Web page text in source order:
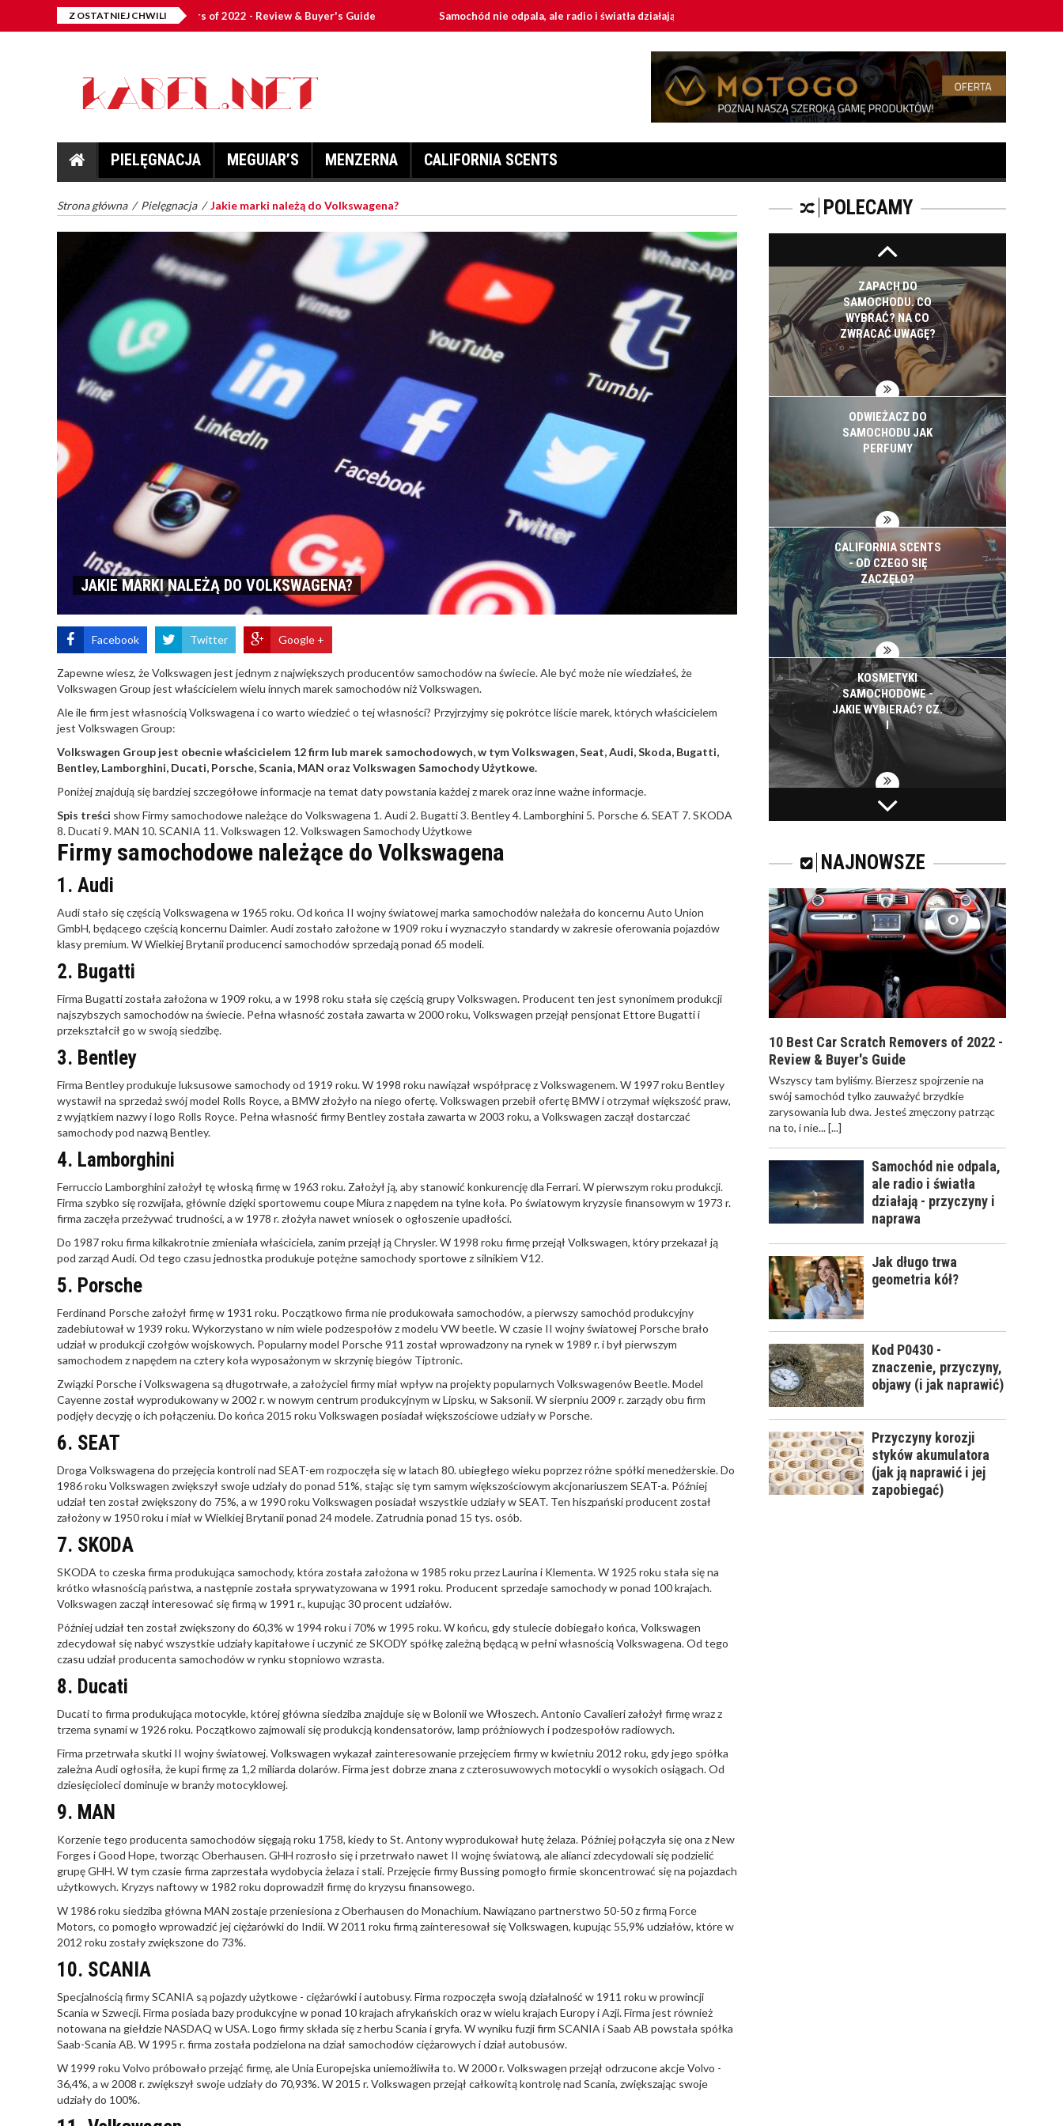
Z OSTATNIEJ CHWILI
Car Scratch Removers of 2022 - Review & Buyer's Guide Samochód nie odpala, ale radio i światła działają - przyczyny i naprawa
PIELĘGNACJA MEGUIAR’S MENZERNA CALIFORNIA SCENTS
Strona główna / Pielęgnacja /Jakie marki należą do Volkswagena?
JAKIE MARKI NALEŻĄ DO VOLKSWAGENA?
Facebook Twitter Google +
Zapewne wiesz, że Volkswagen jest jednym z największych producentów samochodów na świecie. Ale być może nie wiedziałeś, że
Volkswagen Group jest właścicielem wielu innych marek samochodów niż Volkswagen.
Ale ile firm jest własnością Volkswagena i co warto wiedzieć o tej własności? Przyjrzyjmy się pokrótce liście marek, których właścicielem
jest Volkswagen Group:
Volkswagen Group jest obecnie właścicielem 12 firm lub marek samochodowych, w tym Volkswagen, Seat, Audi, Skoda, Bugatti,
Bentley, Lamborghini, Ducati, Porsche, Scania, MAN oraz Volkswagen Samochody Użytkowe.
Poniżej znajdują się bardziej szczegółowe informacje na temat daty powstania każdej z marek oraz inne ważne informacje.
Spis treści showFirmy samochodowe należące do Volkswagena 1. Audi 2. Bugatti3. Bentley4. Lamborghini 5. Porsche6. SEAT 7. SKODA
8. Ducati9. MAN 10. SCANIA 11. Volkswagen 12. Volkswagen Samochody Użytkowe
Firmy samochodowe należące do Volkswagena
1. Audi
Audi stało się częścią Volkswagena w 1965 roku. Od końca II wojny światowej marka samochodów należała do koncernu Auto Union
GmbH, będącego częścią koncernu Daimler. Audi zostało założone w 1909 roku i wyznaczyło standardy w zakresie oferowania pojazdów
klasy premium. W Wielkiej Brytanii producenci samochodów sprzedają ponad 65 modeli.
2. Bugatti
Firma Bugatti została założona w 1909 roku, a w 1998 roku stała się częścią grupy Volkswagen. Producent ten jest synonimem produkcji
najszybszych samochodów na świecie. Pełna własność została zawarta w 2000 roku, Volkswagen przejął pensjonat Ettore Bugatti i
przekształcił go w swoją siedzibę.
3. Bentley
Firma Bentley produkuje luksusowe samochody od 1919 roku. W 1998 roku nawiązał współpracę z Volkswagenem. W 1997 roku Bentley
wystawił na sprzedaż swój model Rolls Royce, a BMW złożyło na niego ofertę. Volkswagen przebił ofertę BMW i otrzymał większość praw,
z wyjątkiem nazwy i logo Rolls Royce. Pełna własność firmy Bentley została zawarta w 2003 roku, a Volkswagen zaczął dostarczać
samochody pod nazwą Bentley.
4. Lamborghini
Ferruccio Lamborghini założył tę włoską firmę w 1963 roku. Założył ją, aby stanowić konkurencję dla Ferrari. W pierwszym roku produkcji.
Firma szybko się rozwijała, głównie dzięki sportowemu coupe Miura z napędem na tylne koła. Po światowym kryzysie finansowym w 1973 r.
firma zaczęła przeżywać trudności, a w 1978 r. złożyła nawet wniosek o ogłoszenie upadłości.
Do 1987 roku firma kilkakrotnie zmieniała właściciela, zanim przejął ją Chrysler. W 1998 roku firmę przejął Volkswagen, który przekazał ją
pod zarząd Audi. Od tego czasu jednostka produkuje potężne samochody sportowe z silnikiem V12.
5. Porsche
Ferdinand Porsche założył firmę w 1931 roku. Początkowo firma nie produkowała samochodów, a pierwszy samochód produkcyjny
zadebiutował w 1939 roku. Wykorzystano w nim wiele podzespołów z modelu VW beetle. W czasie II wojny światowej Porsche brało
udział w produkcji czołgów wojskowych. Popularny model Porsche 911 został wprowadzony na rynek w 1989 r. i był pierwszym
samochodem z napędem na cztery koła wyposażonym w skrzynię biegów Tiptronic.
Związki Porsche i Volkswagena są długotrwałe, a założyciel firmy miał wpływ na projekty popularnych Volkswagenów Beetle. Model
Cayenne został wyprodukowany w 2002 r. w nowym centrum produkcyjnym w Lipsku, w Saksonii. W sierpniu 2009 r. zarządy obu firm
podjęły decyzję o ich połączeniu. Do końca 2015 roku Volkswagen posiadał większościowe udziały w Porsche.
6. SEAT
Droga Volkswagena do przejęcia kontroli nad SEAT-em rozpoczęła się w latach 80. ubiegłego wieku poprzez różne spółki menedżerskie. Do
1986 roku Volkswagen zwiększył swoje udziały do ponad 51%, stając się tym samym większościowym akcjonariuszem SEAT-a. Później
udział ten został zwiększony do 75%, a w 1990 roku Volkswagen posiadał wszystkie udziały w SEAT. Ten hiszpański producent został
założony w 1950 roku i miał w Wielkiej Brytanii ponad 24 modele. Zatrudnia ponad 15 tys. osób.
7. SKODA
SKODA to czeska firma produkująca samochody, która została założona w 1985 roku przez Laurina i Klementa. W 1925 roku stała się na
krótko własnością państwa, a następnie została sprywatyzowana w 1991 roku. Producent sprzedaje samochody w ponad 100 krajach.
Volkswagen zaczął interesować się firmą w 1991 r., kupując 30 procent udziałów.
Później udział ten został zwiększony do 60,3% w 1994 roku i 70% w 1995 roku. W końcu, gdy stulecie dobiegało końca, Volkswagen
zdecydował się nabyć wszystkie udziały kapitałowe i uczynić ze SKODY spółkę zależną będącą w pełni własnością Volkswagena. Od tego
czasu udział producenta samochodów w rynku stopniowo wzrasta.
8. Ducati
Ducati to firma produkująca motocykle, której główna siedziba znajduje się w Bolonii we Włoszech. Antonio Cavalieri założył firmę wraz z
trzema synami w 1926 roku. Początkowo zajmowali się produkcją kondensatorów, lamp próżniowych i podzespołów radiowych.
Firma przetrwała skutki II wojny światowej. Volkswagen wykazał zainteresowanie przejęciem firmy w kwietniu 2012 roku, gdy jego spółka
zależna Audi ogłosiła, że kupi firmę za 1,2 miliarda dolarów. Firma jest dobrze znana z czterosuwowych motocykli o wysokich osiągach. Od
dziesięcioleci dominuje w branży motocyklowej.
9. MAN
Korzenie tego producenta samochodów sięgają roku 1758, kiedy to St. Antony wyprodukował hutę żelaza. Później połączyła się ona z New
Forges i Good Hope, tworząc Oberhausen. GHH rozrosło się i przetrwało nawet II wojnę światową, ale alianci zdecydowali się podzielić
grupę GHH. W tym czasie firma zaprzestała wydobycia żelaza i stali. Przejęcie firmy Bussing pomogło firmie skoncentrować się na pojazdach
użytkowych. Kryzys naftowy w 1982 roku doprowadził firmę do kryzysu finansowego.
W 1986 roku siedziba główna MAN zostaje przeniesiona z Oberhausen do Monachium. Nawiązano partnerstwo 50-50 z firmą Force
Motors, co pomogło wprowadzić jej ciężarówki do Indii. W 2011 roku firmą zainteresował się Volkswagen, kupując 55,9% udziałów, które w
2012 roku zostały zwiększone do 73%.
10. SCANIA
Specjalnością firmy SCANIA są pojazdy użytkowe - ciężarówki i autobusy. Firma rozpoczęła swoją działalność w 1911 roku w prowincji
Scania w Szwecji. Firma posiada bazy produkcyjne w ponad 10 krajach afrykańskich oraz w wielu krajach Europy i Azji. Firma jest również
notowana na giełdzie NASDAQ w USA. Logo firmy składa się z herbu Scania i gryfa. W wyniku fuzji firm SCANIA i Saab AB powstała spółka
Saab-Scania AB. W 1995 r. firma została podzielona na dział samochodów ciężarowych i dział autobusów.
W 1999 roku Volvo próbowało przejąć firmę, ale Unia Europejska uniemożliwiła to. W 2000 r. Volkswagen przejął odrzucone akcje Volvo -
36,4%, a w 2008 r. zwiększył swoje udziały do 70,93%. W 2015 r. Volkswagen przejął całkowitą kontrolę nad Scania, zwiększając swoje
udziały do 100%.
POLECAMY
JAKIE WYBIERAĆ? CZ.
I
ZAPACH DO
SAMOCHODU. CO
WYBRAĆ? NA CO
ZWRACAĆ UWAGĘ?
ODWIEŻACZ DO
SAMOCHODU JAK
PERFUMY
CALIFORNIA SCENTS
- OD CZEGO SIĘ
ZACZĘŁO?
KOSMETYKI
SAMOCHODOWE -
JAKIE WYBIERAĆ? CZ.
I
ZAPACH
SAMOCHODOWY -
ZAPACH DO
SAMOCHODU. CO
WYBRAĆ? NA CO
ZWRACAĆ UWAGĘ?
ODWIEŻACZ DO
SAMOCHODU JAK
PERFUMY
CALIFORNIA SCENTS
- OD CZEGO SIĘ
ZACZĘŁO?
KOSMETYKI
SAMOCHODOWE -
JAKIE WYBIERAĆ? CZ.
I
NAJNOWSZE
10 Best Car Scratch Removers of 2022 -
Review & Buyer's Guide
Wszyscy tam byliśmy. Bierzesz spojrzenie na
swój samochód tylko zauważyć brzydkie
zarysowania lub dwa. Jesteś zmęczony patrząc
na to, i nie...[...]
Samochód nie odpala,
ale radio i światła
działają - przyczyny i
naprawa
Jak długo trwa
geometria kół?
Kod P0430 -
znaczenie, przyczyny,
objawy (i jak naprawić)
Przyczyny korozji
styków akumulatora
(jak ją naprawić i jej
zapobiegać)